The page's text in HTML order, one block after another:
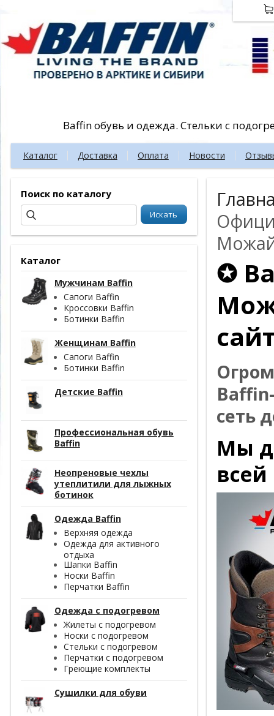
Baffin обувь и одежда. Стельки с
Каталог Доставка Оплата Новости
Поиск по каталогу
Каталог
Мужчинам Baffin
Сапоги Baffin
Кроссовки Baffin
Ботинки Baffin
Женщинам Baffin
Сапоги Baffin
Ботинки Baffin
Детские Baffin
Профессиональная обувь
Baffin
Неопреновые чехлы
утеплитили для лыжных
ботинок
Одежда Baffin
Верхняя одежда
Одежда для активного
отдыха
Шапки Baffin
Носки Baffin
Перчатки Baffin
Одежда с подогревом
Жилеты с подогревом
Носки с подогревом
Стельки с подогревом
Перчатки с подогревом
Греющие комплекты
Сушилки для обуви
✪
сеть
Мы